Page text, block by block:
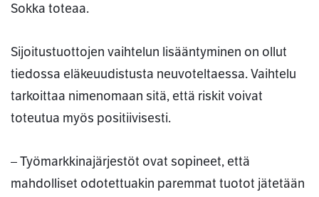
Sokka toteaa.
Sijoitustuottojen vaihtelun lisääntyminen on ollut
tiedossa eläkeuudistusta neuvoteltaessa. Vaihtelu
tarkoittaa nimenomaan sitä, että riskit voivat
toteutua myös positiivisesti.
– Työmarkkinajärjestöt ovat sopineet, että
mahdolliset odotettuakin paremmat tuotot jätetään